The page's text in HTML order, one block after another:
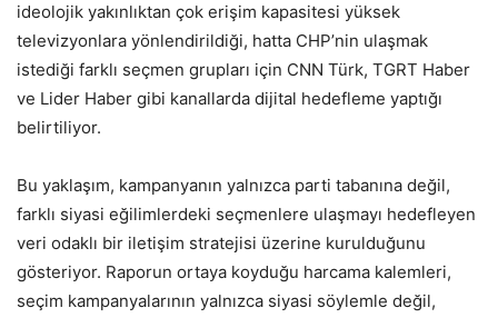
ideolojik yakınlıktan çok erişim kapasitesi yüksek
televizyonlara yönlendirildiği, hatta CHP’nin ulaşmak
istediği farklı seçmen grupları için CNN Türk, TGRT Haber
ve Lider Haber gibi kanallarda dijital hedefleme yaptığı
belirtiliyor.
Bu yaklaşım, kampanyanın yalnızca parti tabanına değil,
farklı siyasi eğilimlerdeki seçmenlere ulaşmayı hedefleyen
veri odaklı bir iletişim stratejisi üzerine kurulduğunu
gösteriyor. Raporun ortaya koyduğu harcama kalemleri,
seçim kampanyalarının yalnızca siyasi söylemle değil,